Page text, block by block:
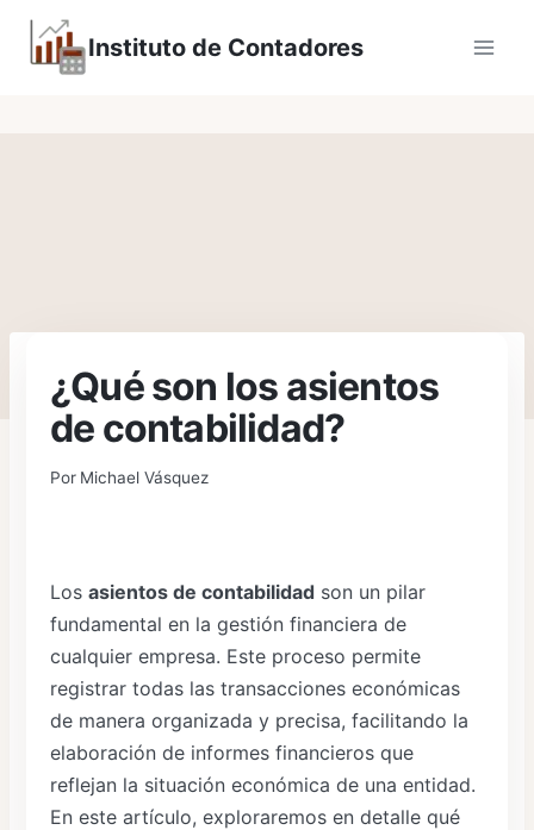
Saltar
contenido
Instituto de Contadores
¿Qué son los asientos
de contabilidad?
Por Michael Vásquez
Los asientos de contabilidad son un pilar
fundamental en la gestión financiera de
cualquier empresa. Este proceso permite
registrar todas las transacciones económicas
de manera organizada y precisa, facilitando la
elaboración de informes financieros que
reflejan la situación económica de una entidad.
En este artículo, exploraremos en detalle qué